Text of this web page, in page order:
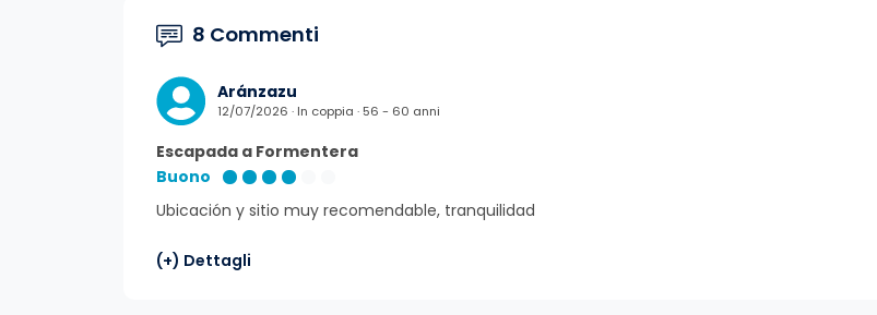
8 Commenti
Aránzazu
12/07/2026 · In coppia · 56 - 60 anni
Escapada a Formentera
Buono
Ubicación y sitio muy recomendable, tranquilidad
(+) Dettagli